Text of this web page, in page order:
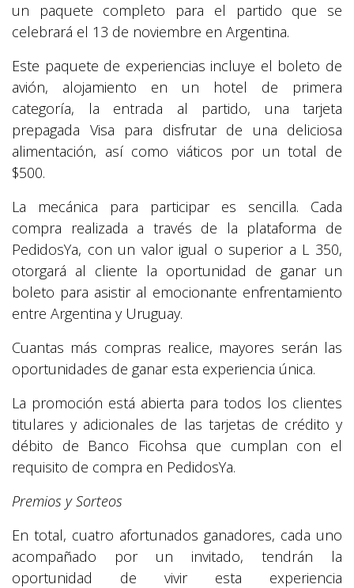
un paquete completo para el partido que se
celebrará el 13 de noviembre en Argentina.
Este paquete de experiencias incluye el boleto de
avión, alojamiento en un hotel de primera
categoría, la entrada al partido, una tarjeta
prepagada Visa para disfrutar de una deliciosa
alimentación, así como viáticos por un total de
$500.
La mecánica para participar es sencilla. Cada
compra realizada a través de la plataforma de
PedidosYa, con un valor igual o superior a L 350,
otorgará al cliente la oportunidad de ganar un
boleto para asistir al emocionante enfrentamiento
entre Argentina y Uruguay.
Cuantas más compras realice, mayores serán las
oportunidades de ganar esta experiencia única.
La promoción está abierta para todos los clientes
titulares y adicionales de las tarjetas de crédito y
débito de Banco Ficohsa que cumplan con el
requisito de compra en PedidosYa.
Premios y Sorteos
En total, cuatro afortunados ganadores, cada uno
acompañado por un invitado, tendrán la
oportunidad de vivir esta experiencia